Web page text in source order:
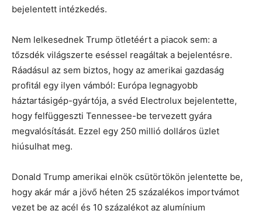
bejelentett intézkedés.
Nem lelkesednek Trump ötletéért a piacok sem: a
tőzsdék világszerte eséssel reagáltak a bejelentésre.
Ráadásul az sem biztos, hogy az amerikai gazdaság
profitál egy ilyen vámból: Európa legnagyobb
háztartásigép-gyártója, a svéd Electrolux bejelentette,
hogy felfüggeszti Tennessee-be tervezett gyára
megvalósítását. Ezzel egy 250 millió dolláros üzlet
hiúsulhat meg.
Donald Trump amerikai elnök csütörtökön jelentette be,
hogy akár már a jövő héten 25 százalékos importvámot
vezet be az acél és 10 százalékot az alumínium